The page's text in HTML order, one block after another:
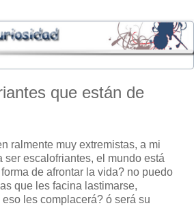
que están de
ralmente muy extremistas, a mi
ser escalofriantes, el mundo está
de afrontar la vida? no puedo
que les facina lastimarse,
les complacerá? ó será su